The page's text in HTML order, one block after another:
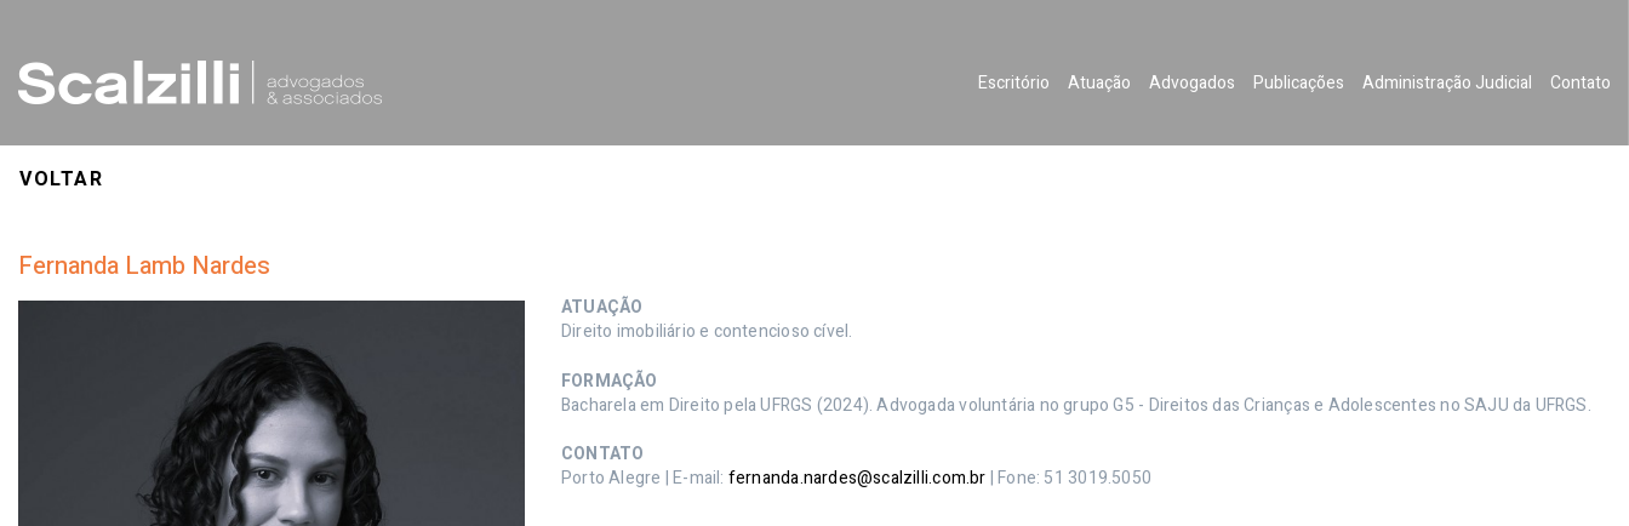
Escritório Atuação Advogados Publicações Administração Judicial Contato
VOLTAR
Fernanda Lamb Nardes
ATUAÇÃO
Direito imobiliário e contencioso cível.
FORMAÇÃO
Bacharela em Direito pela UFRGS (2024). Advogada voluntária no grupo G5 - Direitos das Crianças e Adolescentes no SAJU da UFRGS.
CONTATO
Porto Alegre | E-mail: fernanda.nardes@scalzilli.com.br| Fone: 51 3019.5050